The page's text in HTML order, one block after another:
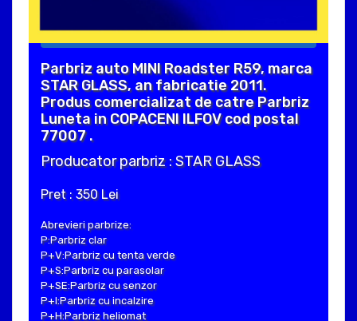
Parbriz auto MINI Roadster R59, marca
STAR GLASS, an fabricatie 2011.
Produs comercializat de catre Parbriz
Luneta in COPACENI ILFOV cod postal
77007 .
Producator parbriz : STAR GLASS
Pret : 350 Lei
Abrevieri parbrize:
P:Parbriz clar
P+V:Parbriz cu tenta verde
P+S:Parbriz cu parasolar
P+SE:Parbriz cu senzor
P+I:Parbriz cu incalzire
P+H:Parbriz heliomat